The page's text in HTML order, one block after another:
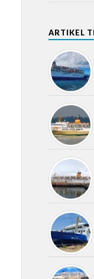
ARTIKEL